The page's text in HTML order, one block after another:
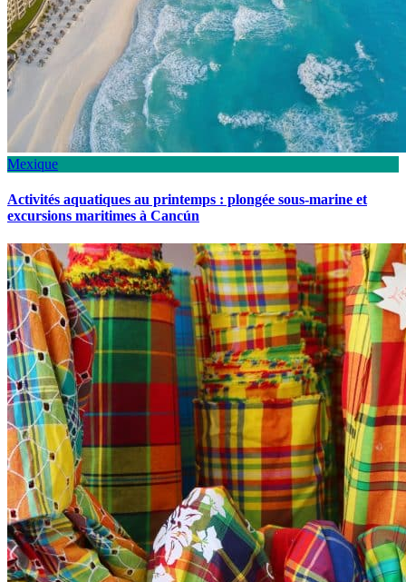
Mexique
Activités aquatiques au printemps : plongée sous-marine et
excursions maritimes à Cancún